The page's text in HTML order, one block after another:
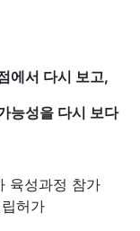
에서 다시 보고,
능성을 다시 보다
육성과정 참가
허가